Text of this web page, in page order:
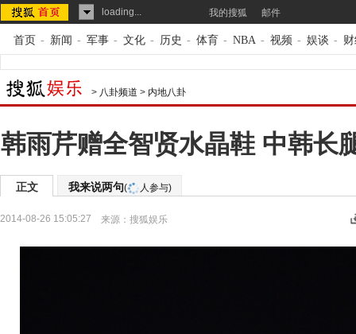
loading... 我的搜狐 邮件
首页 - 新闻 - 军事 - 文化 - 历史 - 体育 - NBA - 视频 - 娱谈 -
> 八卦频道 > 内地八卦
韩雨芹赠全智贤水晶鞋 中韩长
正文 我来说两句( 人参与)
2014-08-26 15:05:27 来源： 搜狐娱乐